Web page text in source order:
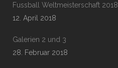
Fussball Weltmeisterschaft 2018
12. April 2018
Galerien 2 und 3
28. Februar 2018